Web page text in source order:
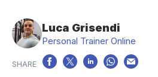
Luca Grisendi
Personal Trainer Online